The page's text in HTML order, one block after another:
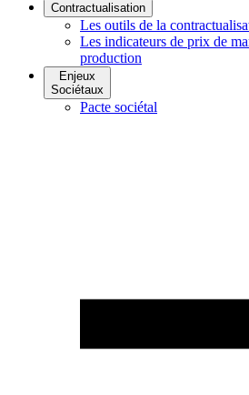
Contractualisation
Les outils de la
Les indicateurs de prix de
production
Enjeux
Sociétaux
Pacte sociétal